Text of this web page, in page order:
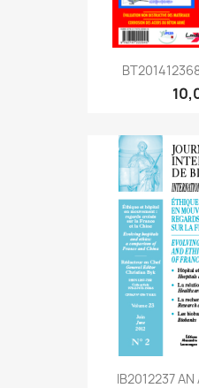
IB2012237 AN